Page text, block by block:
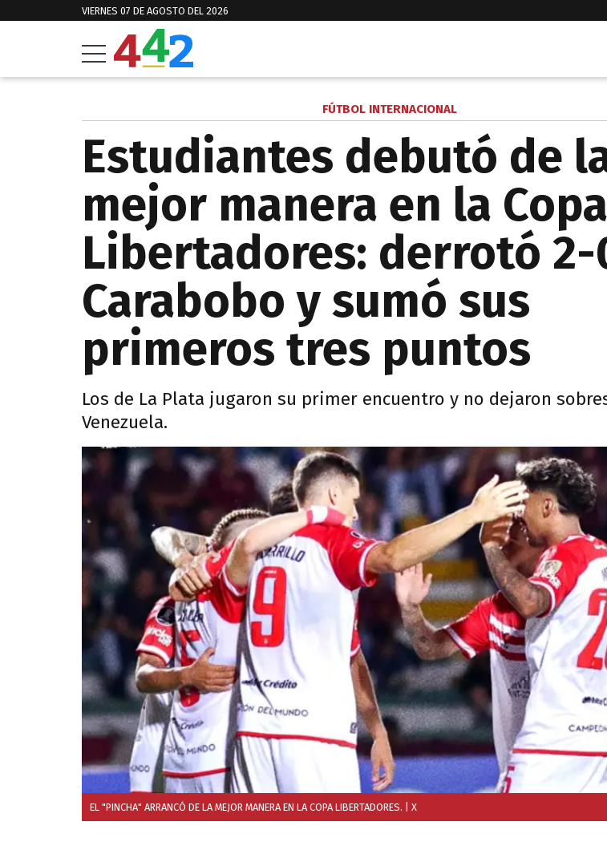
VIERNES 07 DE AGOSTO DEL 2026
FÚTBOL INTERNACIONAL
Estudiantes debutó de
mejor manera en la Copa
Libertadores: derrotó 2-
Carabobo y sumó sus
primeros tres puntos
Los de La Plata jugaron su primer encuentro y no dejaron
Venezuela.
EL "PINCHA" ARRANCÓ DE LA MEJOR MANERA EN LA COPA LIBERTADORES. | X